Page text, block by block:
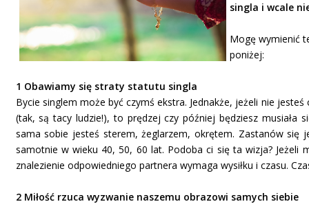
singla i wcale
Mogę wymienić
poniżej:
1 Obawiamy się straty statutu singla
Bycie singlem może być czymś ekstra. Jednakże, jeżeli nie
(tak, są tacy ludzie!), to prędzej czy później będziesz musiała
sama sobie jesteś sterem, żeglarzem, okrętem. Zastanów się
samotnie w wieku 40, 50, 60 lat. Podoba ci się ta wizja? Jeżeli
znalezienie odpowiedniego partnera wymaga wysiłku i czasu.
2 Miłość rzuca wyzwanie naszemu obrazowi samych siebie